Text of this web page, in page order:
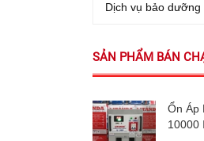
Dịch vụ bảo
SẢN PHẨM BÁN
Ổn Áp
10000